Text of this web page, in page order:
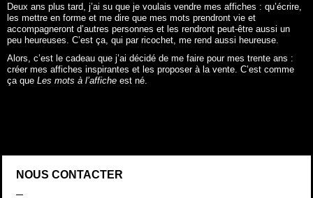
Deux ans plus tard, j’ai su que je voulais vendre mes affiches : qu’écrire,
les mettre en forme et me dire que mes mots prendront vie et
accompagneront d’autres personnes et les rendront peut-être aussi un
peu heureuses. C’est ça, qui par ricochet, me rend aussi heureuse.
Alors, c’est le cadeau que j’ai décidé de me faire pour mes trente ans :
créer mes affiches inspirantes et les proposer à la vente. C’est comme
ça que Les mots à l’affiche est né.
NOUS CONTACTER